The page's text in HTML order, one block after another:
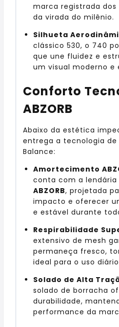
marca registrada dos
da virada do milênio.
Silhueta
clássico 530, o 740
que une fluidez e
um visual moderno e
Conforto
ABZORB
Abaixo da estética
entrega a tecnologia de
Balance:
Amortecimento
conta com a
ABZORB, projetada
impacto e oferecer
e estável durante
Respirabilidade
extensivo de mesh
permaneça fresco,
ideal para o uso
Solado de Alta
solado de borracha
durabilidade,
performance da